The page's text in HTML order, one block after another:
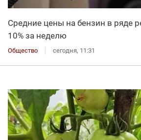
Средние цены на бензин в ряде
10% за неделю
Общество сегодня, 11:31